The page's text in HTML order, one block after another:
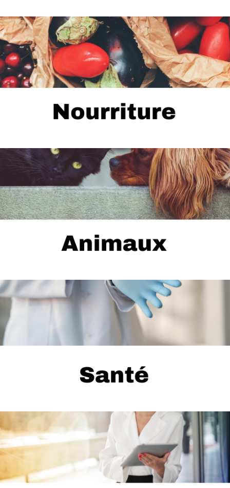
...
Épiceries, cafés, nourriture à emporter, services de
restauration, etc.
...
...
Services de sécurité, services juridiques, usines de